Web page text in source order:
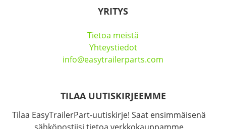
YRITYS
Tietoa meistä
Yhteystiedot
info@easytrailerparts.com
TILAA UUTISKIRJEEMME
Tilaa EasyTrailerPart-uutiskirje! Saat ensimmäisenä